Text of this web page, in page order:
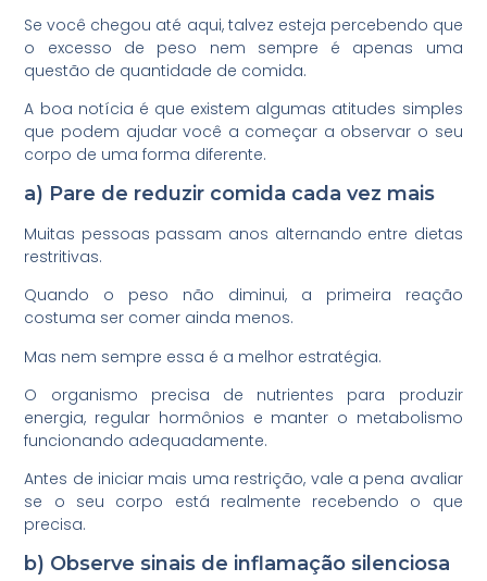
Se você chegou até aqui, talvez esteja percebendo que
o excesso de peso nem sempre é apenas uma
questão de quantidade de comida.
A boa notícia é que existem algumas atitudes simples
que podem ajudar você a começar a observar o seu
corpo de uma forma diferente.
a) Pare de reduzir comida cada vez mais
Muitas pessoas passam anos alternando entre dietas
restritivas.
Quando o peso não diminui, a primeira reação
costuma ser comer ainda menos.
Mas nem sempre essa é a melhor estratégia.
O organismo precisa de nutrientes para produzir
energia, regular hormônios e manter o metabolismo
funcionando adequadamente.
Antes de iniciar mais uma restrição, vale a pena avaliar
se o seu corpo está realmente recebendo o que
precisa.
b) Observe sinais de inflamação silenciosa